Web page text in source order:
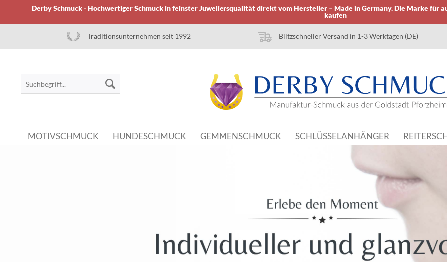
Derby Schmuck - Hochwertiger Schmuck in feinster Juweliersqualität direkt vom Hersteller – Made in Germany. Die Marke für
kaufen
Traditionsunternehmen seit 1992 Blitzschneller Versand in 1-3 Werktagen (DE)
MOTIVSCHMUCK HUNDESCHMUCK GEMMENSCHMUCK SCHLÜSSELANHÄNGER